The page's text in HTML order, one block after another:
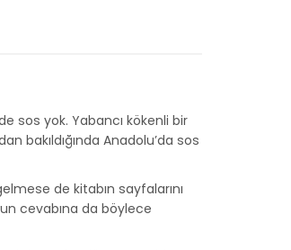
sos yok. Yabancı kökenli bir
bakıldığında Anadolu’da sos
de kitabın sayfalarını
cevabına da böylece